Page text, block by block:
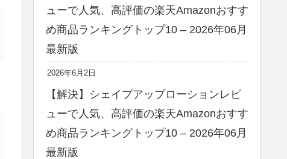
ューで人気、高評価の楽天Amazonおすす
め商品ランキングトップ10 – 2026年06月
最新版
2026年6月2日
【解決】シェイプアップローションレビ
ューで人気、高評価の楽天Amazonおすす
め商品ランキングトップ10 – 2026年06月
最新版